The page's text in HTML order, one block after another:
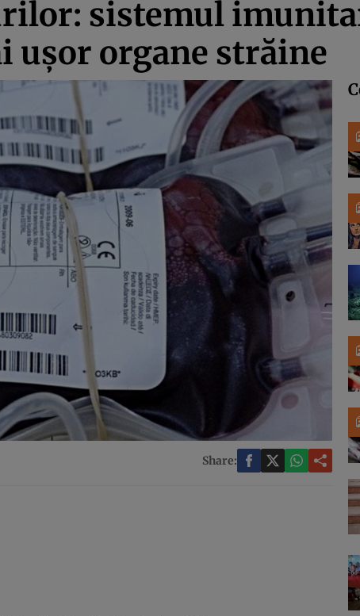
sistemul
uşor organe străine
Share: